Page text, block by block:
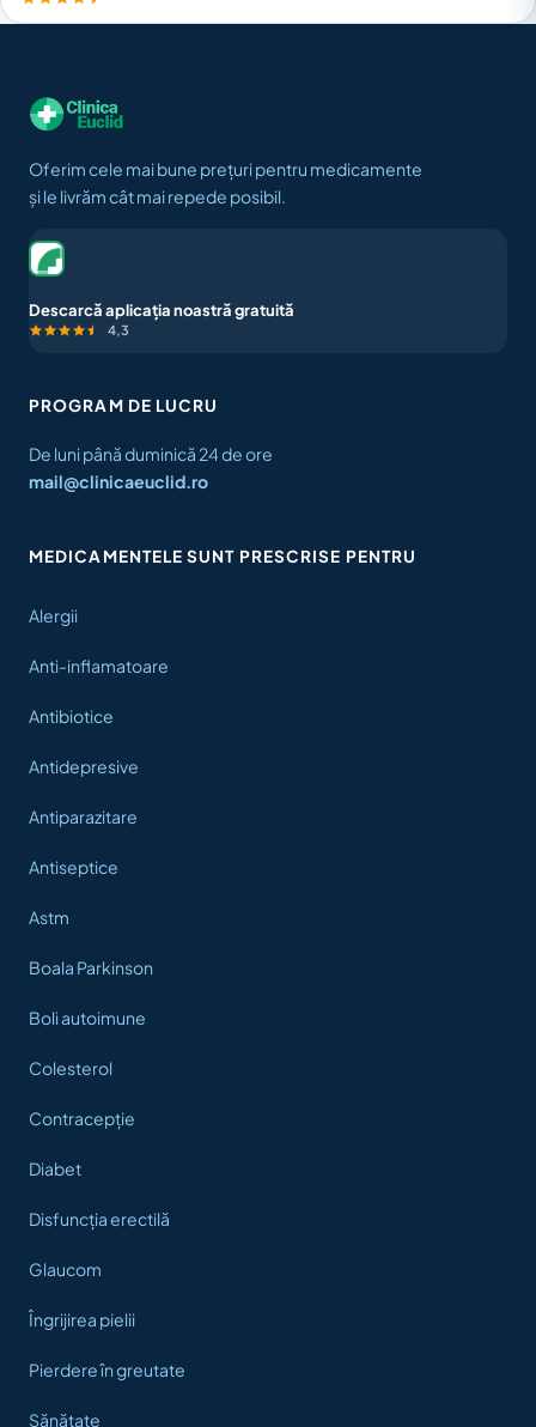
Oferim cele mai bune prețuri pentru medicamente
și le livrăm cât mai repede posibil.
Descarcă aplicația noastră gratuită
4,3
PROGRAM DE LUCRU
De luni până duminică 24 de ore
mail@clinicaeuclid.ro
MEDICAMENTELE SUNT PRESCRISE PENTRU
Alergii
Anti-inflamatoare
Antibiotice
Antidepresive
Antiparazitare
Antiseptice
Astm
Boala Parkinson
Boli autoimune
Colesterol
Contracepție
Diabet
Disfuncția erectilă
Glaucom
Îngrijirea pielii
Pierdere în greutate
Sănătate